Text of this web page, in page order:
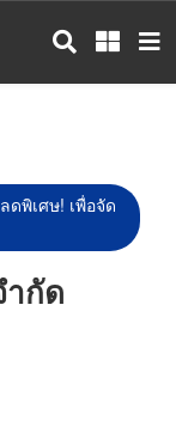
พิเศษ! เพื่อจัด
กัด